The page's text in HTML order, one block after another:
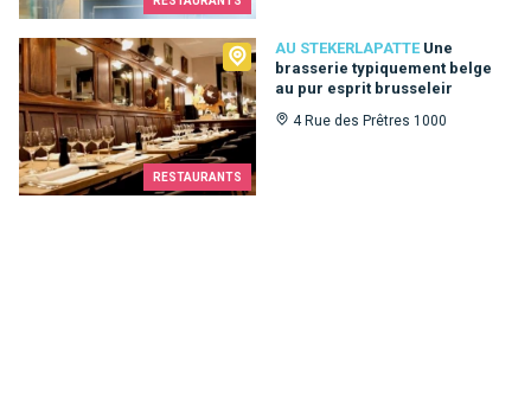
RESTAURANTS
AU STEKERLAPATTE Une
brasserie typiquement belge
au pur esprit brusseleir
4 Rue des Prêtres 1000
Au Stekerlapatte